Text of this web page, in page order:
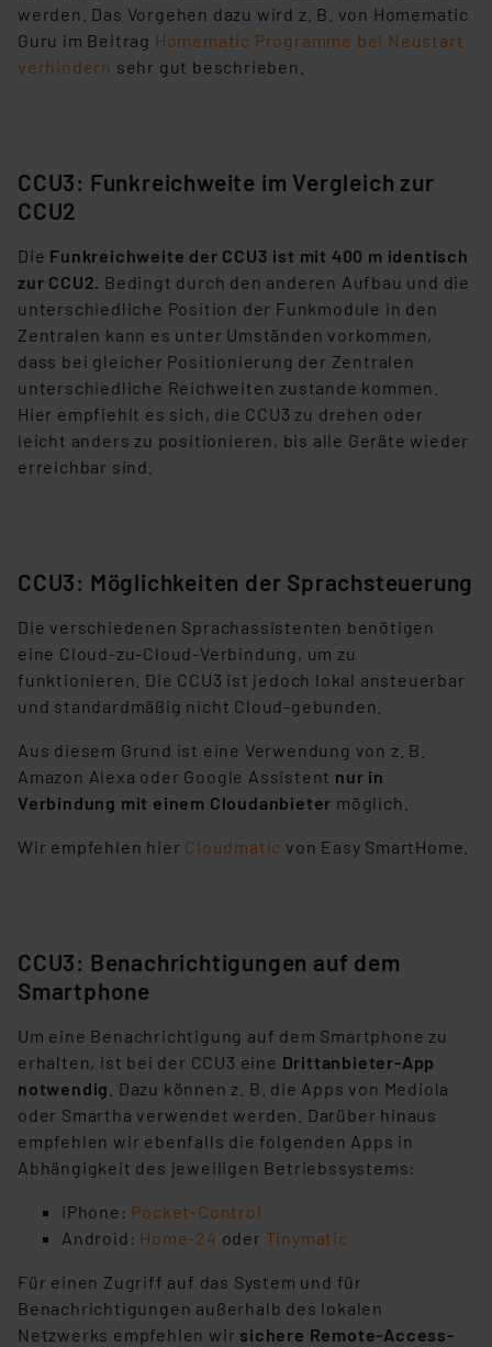
werden. Das Vorgehen dazu wird z. B. von Homematic
Guru im Beitrag Homematic Programme bei Neustart
verhindern sehr gut beschrieben.
CCU3: Funkreichweite im Vergleich zur
CCU2
Die Funkreichweite der CCU3 ist mit 400 m identisch
zur CCU2. Bedingt durch den anderen Aufbau und die
unterschiedliche Position der Funkmodule in den
Zentralen kann es unter Umständen vorkommen,
dass bei gleicher Positionierung der Zentralen
unterschiedliche Reichweiten zustande kommen.
Hier empfiehlt es sich, die CCU3 zu drehen oder
leicht anders zu positionieren, bis alle Geräte wieder
erreichbar sind.
CCU3: Möglichkeiten der Sprachsteuerung
Die verschiedenen Sprachassistenten benötigen
eine Cloud-zu-Cloud-Verbindung, um zu
funktionieren. Die CCU3 ist jedoch lokal ansteuerbar
und standardmäßig nicht Cloud-gebunden.
Aus diesem Grund ist eine Verwendung von z. B.
Amazon Alexa oder Google Assistent nur in
Verbindung mit einem Cloudanbieter möglich.
Wir empfehlen hier Cloudmatic von Easy SmartHome.
CCU3: Benachrichtigungen auf dem
Smartphone
Um eine Benachrichtigung auf dem Smartphone zu
erhalten, ist bei der CCU3 eine Drittanbieter-App
notwendig
. Dazu können z. B. die Apps von Mediola
oder Smartha verwendet werden. Darüber hinaus
empfehlen wir ebenfalls die folgenden Apps in
Abhängigkeit des jeweiligen Betriebssystems:
iPhone: Pocket-Control
Android: Home-24 oder Tinymatic
Für einen Zugriff auf das System und für
Benachrichtigungen außerhalb des lokalen
Netzwerks empfehlen wir sichere Remote-Access-